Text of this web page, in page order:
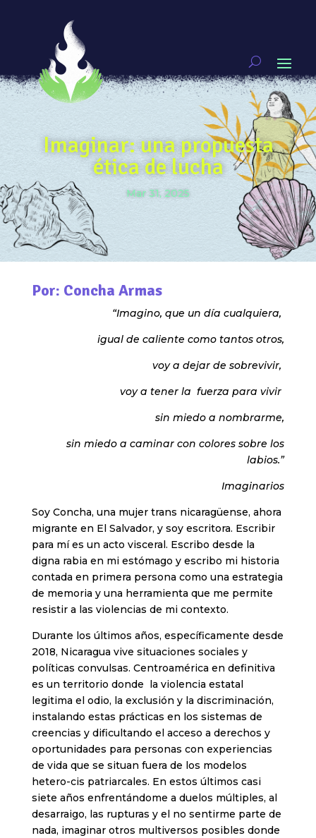
Imaginar: una propuesta
ética de lucha
Mar 31, 2025
Por: Concha Armas
“Imagino, que un día cualquiera,
igual de caliente como tantos otros,
voy a dejar de sobrevivir,
voy a tener la fuerza para vivir
sin miedo a nombrarme,
sin miedo a caminar con colores sobre los
labios.”
Imaginarios
Soy Concha, una mujer trans nicaragüense, ahora
migrante en El Salvador, y soy escritora. Escribir
para mí es un acto visceral. Escribo desde la
digna rabia en mi estómago y escribo mi historia
contada en primera persona como una estrategia
de memoria y una herramienta que me permite
resistir a las violencias de mi contexto.
Durante los últimos años, específicamente desde
2018, Nicaragua vive situaciones sociales y
políticas convulsas. Centroamérica en definitiva
es un territorio donde la violencia estatal
legitima el odio, la exclusión y la discriminación,
instalando estas prácticas en los sistemas de
creencias y dificultando el acceso a derechos y
oportunidades para personas con experiencias
de vida que se situan fuera de los modelos
hetero-cis patriarcales. En estos últimos casi
siete años enfrentándome a duelos múltiples, al
desarraigo, las rupturas y el no sentirme parte de
nada, imaginar otros multiversos posibles donde